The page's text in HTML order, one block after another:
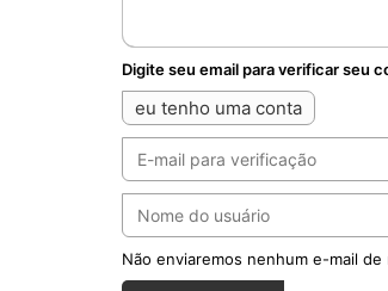
Digite seu email para verificar seu
eu tenho uma conta
Não enviaremos nenhum e-mail